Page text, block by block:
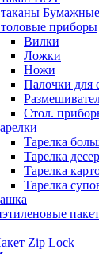
Бумажные
приборы
Вилки
Ложки
Ножи
Палочки для
Стол.
Тарелка
Тарелка
Тарелка
Тарелка
Zip Lock